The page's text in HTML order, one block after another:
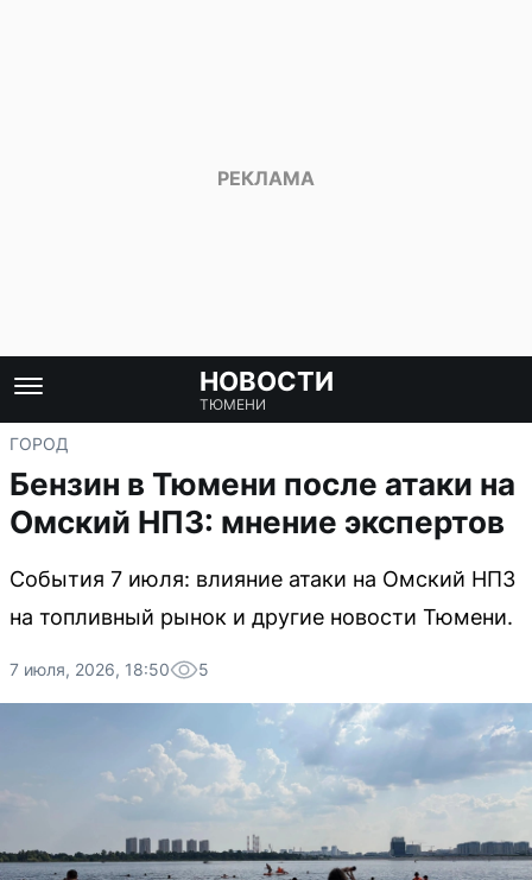
НОВОСТИ
ТЮМЕНИ
ГОРОД
Бензин в Тюмени после атаки на
Омский НПЗ: мнение экспертов
События 7 июля: влияние атаки на Омский НПЗ
на топливный рынок и другие новости Тюмени.
7 июля, 2026, 18:50 5